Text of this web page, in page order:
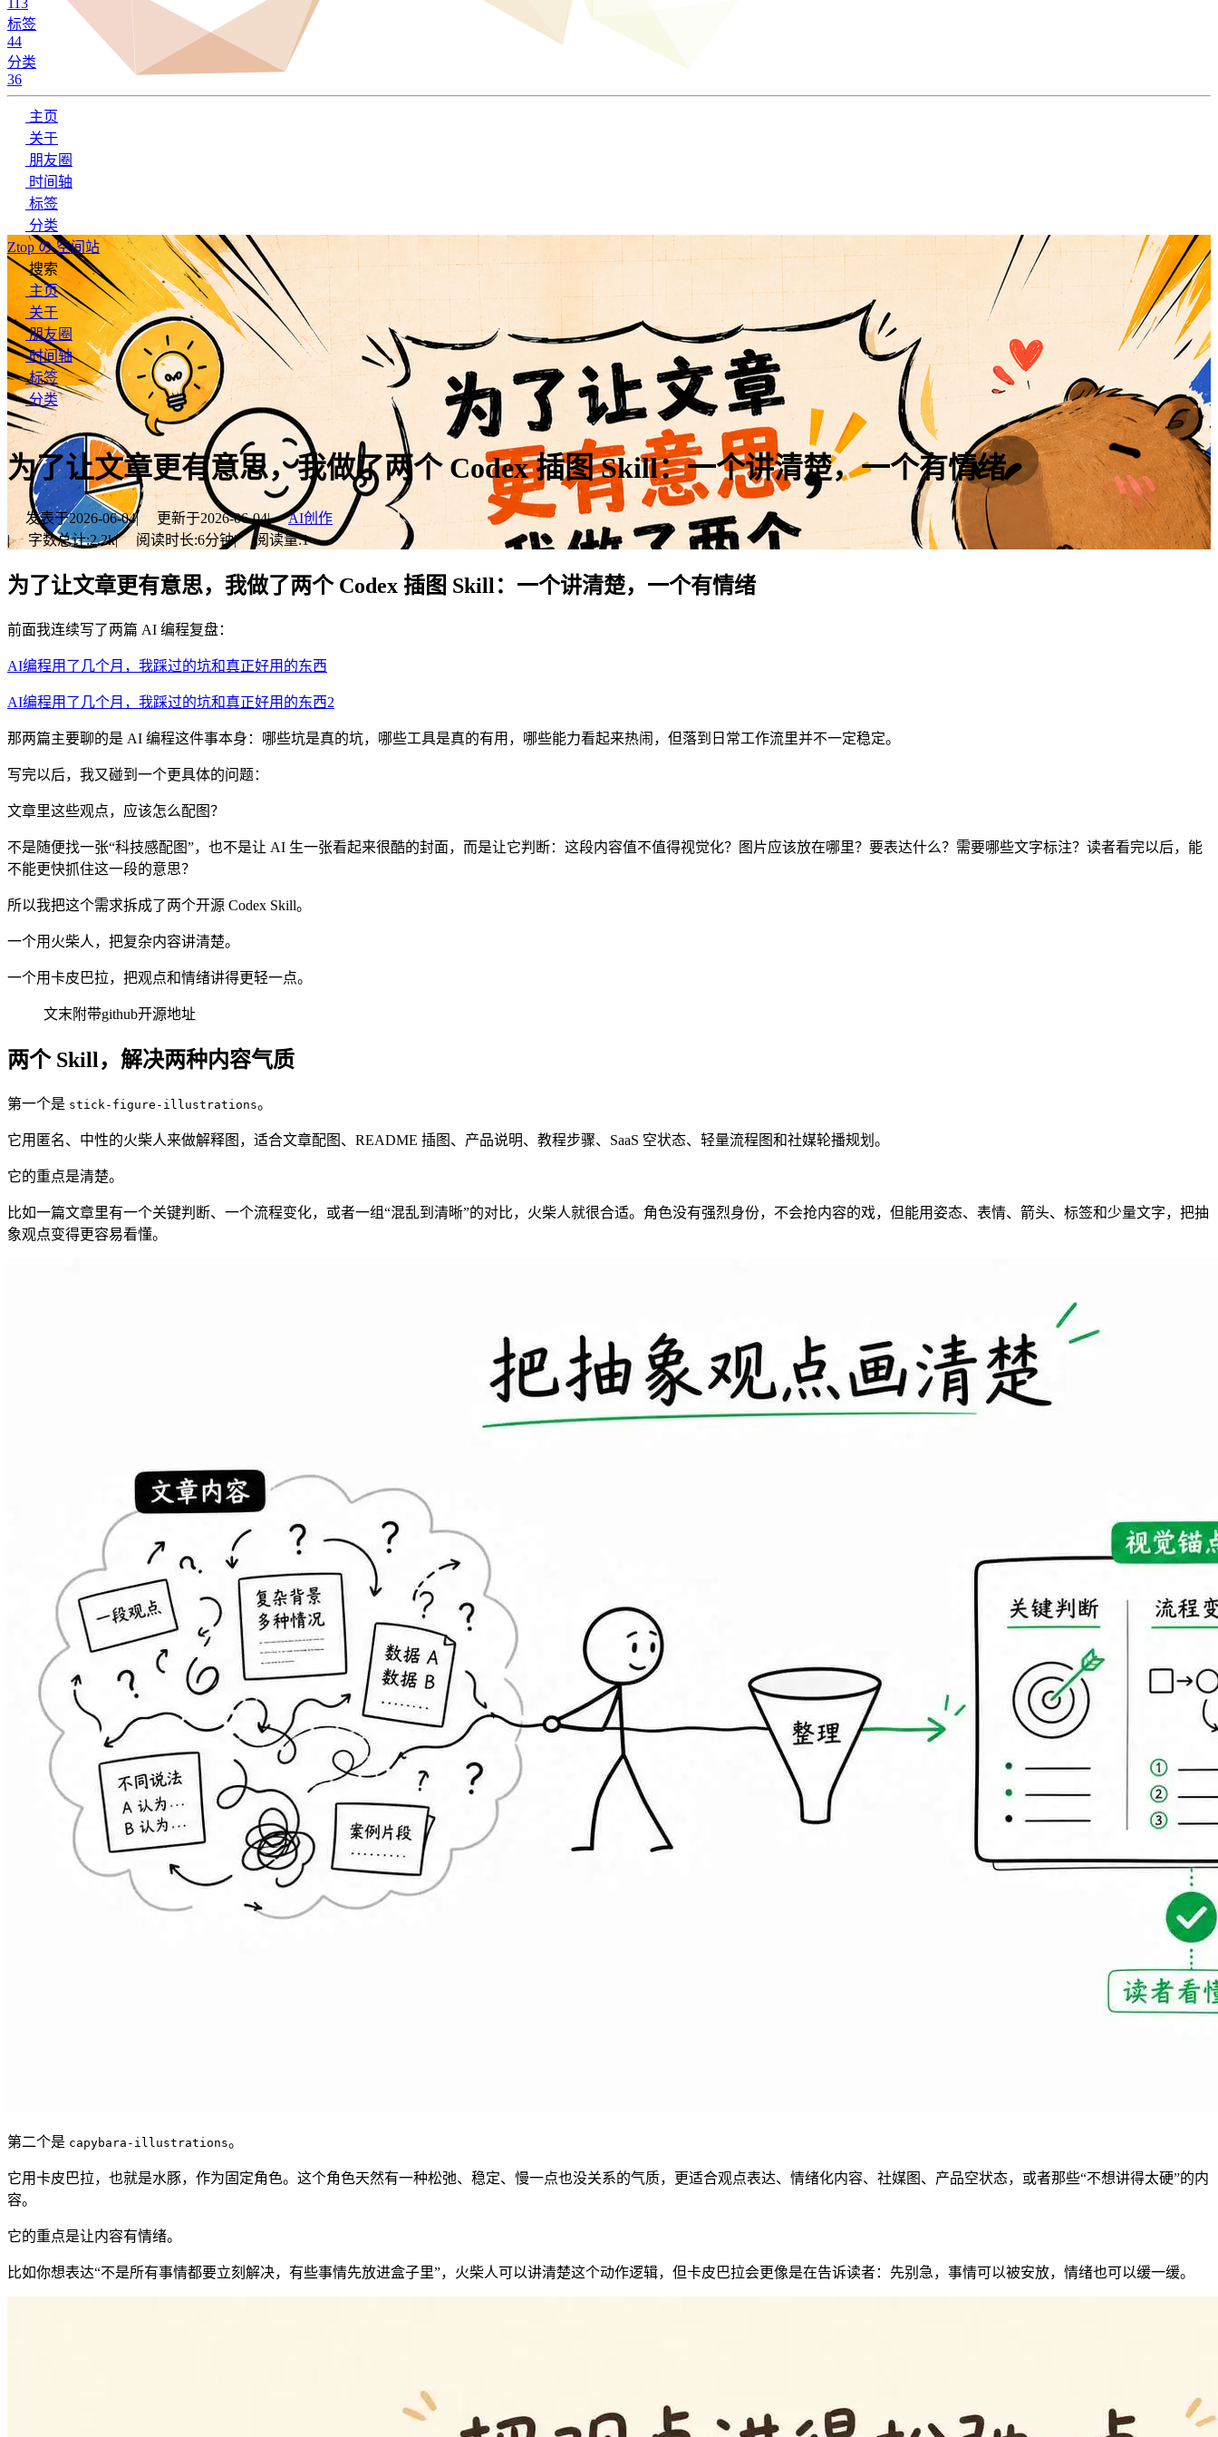
113
标签
44
分类
36
主页
关于
朋友圈
时间轴
标签
分类
Ztop の 空间站
搜索
主页
关于
朋友圈
时间轴
标签
分类
为了让文章更有意思，我做了两个 Codex 插图 Skill：一个讲清楚，一个有情绪
发表于2026-06-04| 更新于2026-06-04|
AI创作
|
字数总计:2.2k| 阅读时长:6分钟| 阅读量:1
为了让文章更有意思，我做了两个 Codex 插图 Skill：一个讲清楚，一个有情绪
前面我连续写了两篇 AI 编程复盘：
AI编程用了几个月，我踩过的坑和真正好用的东西
AI编程用了几个月，我踩过的坑和真正好用的东西2
那两篇主要聊的是 AI 编程这件事本身：哪些坑是真的坑，哪些工具是真的有用，哪些能力看起来热闹，但落到日常工作流里并不一定稳定。
写完以后，我又碰到一个更具体的问题：
文章里这些观点，应该怎么配图？
不是随便找一张“科技感配图”，也不是让 AI 生一张看起来很酷的封面，而是让它判断：这段内容值不值得视觉化？图片应该放在哪里？要表达什么？需要哪些文字标注？读者看完以后，能
不能更快抓住这一段的意思？
所以我把这个需求拆成了两个开源 Codex Skill。
一个用火柴人，把复杂内容讲清楚。
一个用卡皮巴拉，把观点和情绪讲得更轻一点。
文末附带github开源地址
两个 Skill，解决两种内容气质
第一个是 stick-figure-illustrations。
它用匿名、中性的火柴人来做解释图，适合文章配图、README 插图、产品说明、教程步骤、SaaS 空状态、轻量流程图和社媒轮播规划。
它的重点是清楚。
比如一篇文章里有一个关键判断、一个流程变化，或者一组“混乱到清晰”的对比，火柴人就很合适。角色没有强烈身份，不会抢内容的戏，但能用姿态、表情、箭头、标签和少量文字，把抽
象观点变得更容易看懂。
第二个是 capybara-illustrations。
它用卡皮巴拉，也就是水豚，作为固定角色。这个角色天然有一种松弛、稳定、慢一点也没关系的气质，更适合观点表达、情绪化内容、社媒图、产品空状态，或者那些“不想讲得太硬”的内
容。
它的重点是让内容有情绪。
比如你想表达“不是所有事情都要立刻解决，有些事情先放进盒子里”，火柴人可以讲清楚这个动作逻辑，但卡皮巴拉会更像是在告诉读者：先别急，事情可以被安放，情绪也可以缓一缓。